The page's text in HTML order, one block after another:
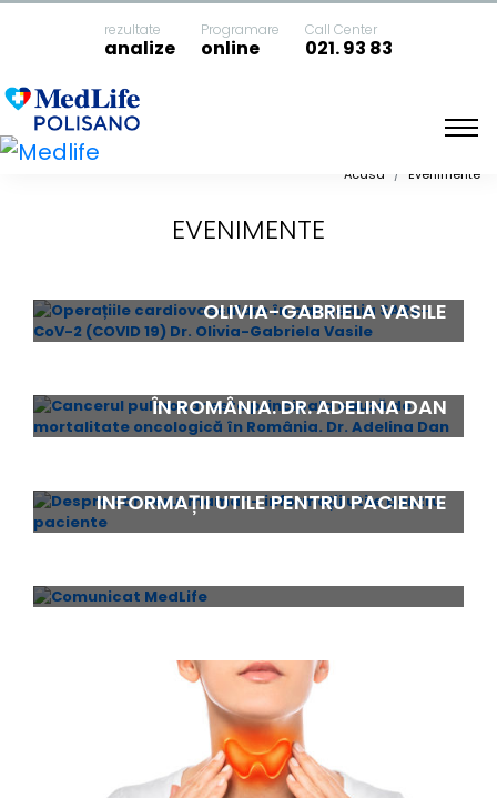
rezultate
analize
Programare
online
Call Center
021. 93 83
Acasa Evenimente
EVENIMENTE
OLIVIA-GABRIELA VASILE
ÎN ROMÂNIA. DR. ADELINA DAN
INFORMAȚII UTILE PENTRU PACIENTE